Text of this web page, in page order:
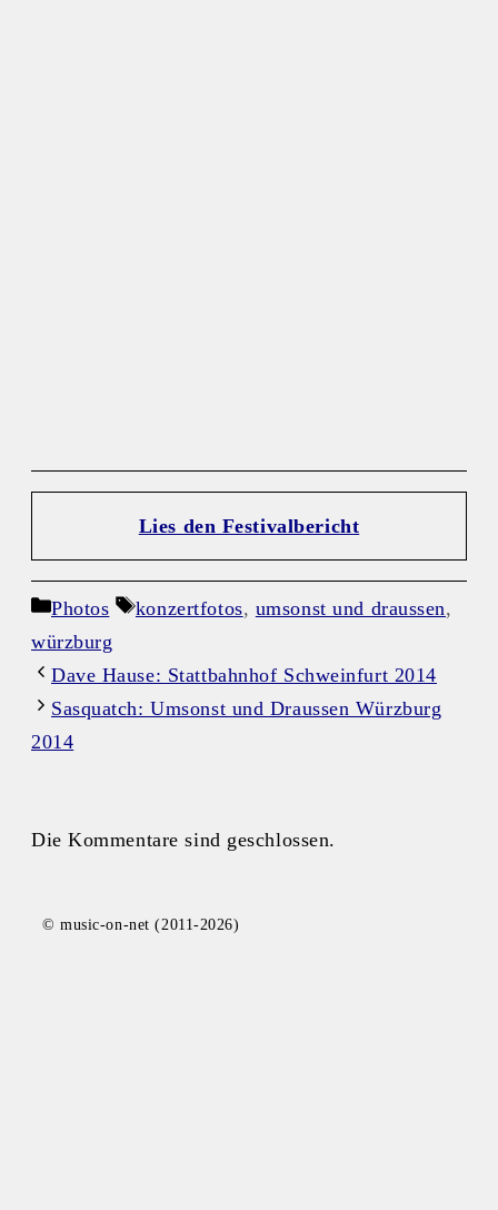
Lies den Festivalbericht
Kategorien
Photos Schlagwörter
konzertfotos, umsonst und draussen,
würzburg
Dave Hause: Stattbahnhof Schweinfurt 2014
Sasquatch: Umsonst und Draussen Würzburg
2014
Die Kommentare sind geschlossen.
© music-on-net (2011-2026)